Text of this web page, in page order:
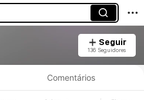
Seguir
136 Seguidores
de Preço, Vendas e Detalhes de Stock.
Comentários